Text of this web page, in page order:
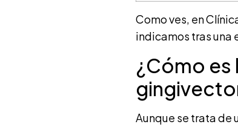
Como ves, en
indicamos tras una
¿Cómo es
Aunque se trata de